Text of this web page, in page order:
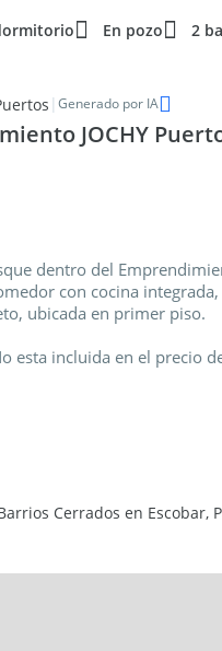
En pozo 2
| Generado por IA
JOCHY
dentro del
con cocina
ubicada en primer piso.
esta incluida en el precio
Cerrados en Escobar,